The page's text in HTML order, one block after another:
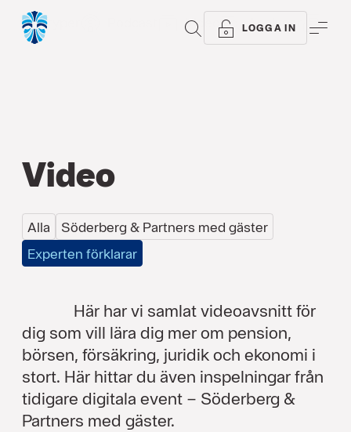
SÖK LOGGA IN
Alla typer Video Analyser
Video
Alla
Söderberg & Partners med gäster
Experten förklarar
Här har vi samlat videoavsnitt för
dig som vill lära dig mer om pension,
börsen, försäkring, juridik och ekonomi i
stort. Här hittar du även inspelningar från
tidigare digitala event – Söderberg &
Partners med gäster.